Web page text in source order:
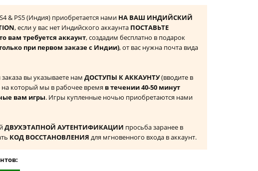
& PS5 (Индия) приобретается нами НА ВАШ ИНДИЙСКИЙ
, если у вас нет Индийского аккаунта ПОСТАВЬТЕ
вам требуется аккаунт, создадим бесплатно в подарок
при первом заказе с Индии), от вас нужна почта вида
вы указываете нам ДОСТУПЫ К АККАУНТУ(вводите в
который мы в рабочее время в течении 40-50 минут
вам игры. Игры купленные ночью приобретаются нами
ДВУХЭТАПНОЙ АУТЕНТИФИКАЦИИ просьба заранее в
КОД ВОССТАНОВЛЕНИЯ для мгновенного входа в аккаунт.